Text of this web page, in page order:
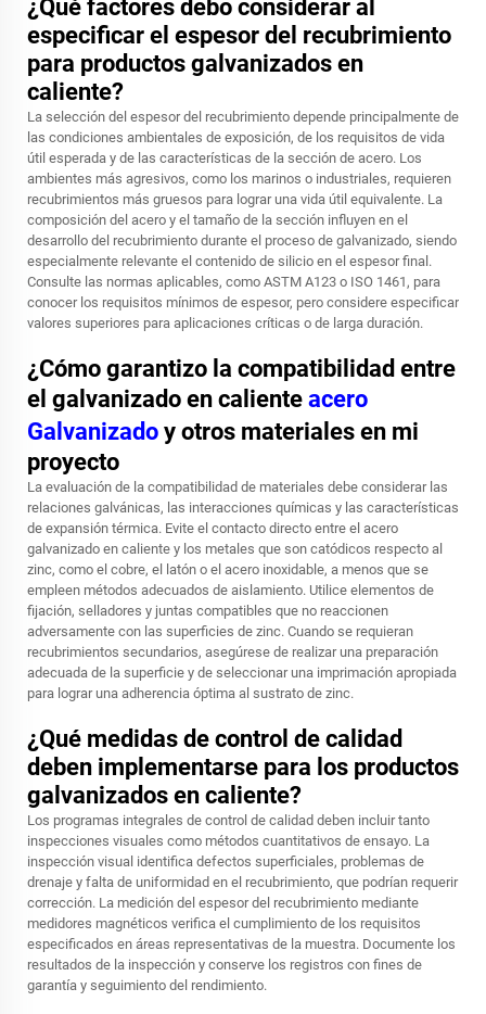
¿Qué factores debo considerar al
especificar el espesor del recubrimiento
para productos galvanizados en
caliente?
La selección del espesor del recubrimiento depende principalmente de
las condiciones ambientales de exposición, de los requisitos de vida
útil esperada y de las características de la sección de acero. Los
ambientes más agresivos, como los marinos o industriales, requieren
recubrimientos más gruesos para lograr una vida útil equivalente. La
composición del acero y el tamaño de la sección influyen en el
desarrollo del recubrimiento durante el proceso de galvanizado, siendo
especialmente relevante el contenido de silicio en el espesor final.
Consulte las normas aplicables, como ASTM A123 o ISO 1461, para
conocer los requisitos mínimos de espesor, pero considere especificar
valores superiores para aplicaciones críticas o de larga duración.
¿Cómo garantizo la compatibilidad entre
el galvanizado en caliente acero
Galvanizado y otros materiales en mi
proyecto
La evaluación de la compatibilidad de materiales debe considerar las
relaciones galvánicas, las interacciones químicas y las características
de expansión térmica. Evite el contacto directo entre el acero
galvanizado en caliente y los metales que son catódicos respecto al
zinc, como el cobre, el latón o el acero inoxidable, a menos que se
empleen métodos adecuados de aislamiento. Utilice elementos de
fijación, selladores y juntas compatibles que no reaccionen
adversamente con las superficies de zinc. Cuando se requieran
recubrimientos secundarios, asegúrese de realizar una preparación
adecuada de la superficie y de seleccionar una imprimación apropiada
para lograr una adherencia óptima al sustrato de zinc.
¿Qué medidas de control de calidad
deben implementarse para los productos
galvanizados en caliente?
Los programas integrales de control de calidad deben incluir tanto
inspecciones visuales como métodos cuantitativos de ensayo. La
inspección visual identifica defectos superficiales, problemas de
drenaje y falta de uniformidad en el recubrimiento, que podrían requerir
corrección. La medición del espesor del recubrimiento mediante
medidores magnéticos verifica el cumplimiento de los requisitos
especificados en áreas representativas de la muestra. Documente los
resultados de la inspección y conserve los registros con fines de
garantía y seguimiento del rendimiento.